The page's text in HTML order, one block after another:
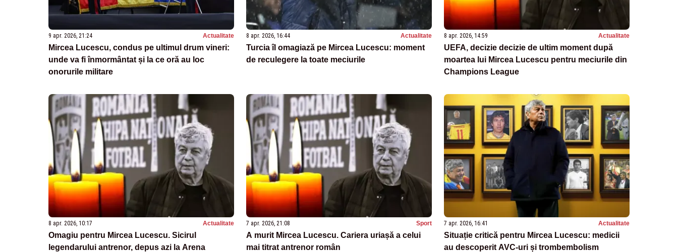
9 apr. 2026, 21:24 Actualitate
Mircea Lucescu, condus pe ultimul drum vineri:
unde va fi înmormântat și la ce oră au loc
onorurile militare
8 apr. 2026, 16:44 Actualitate
Turcia îl omagiază pe Mircea Lucescu: moment
de reculegere la toate meciurile
8 apr. 2026, 14:59 Actualitate
UEFA, decizie decizie de ultim moment după
moartea lui Mircea Lucescu pentru meciurile din
Champions League
8 apr. 2026, 10:17 Actualitate
Omagiu pentru Mircea Lucescu. Sicirul
legendarului antrenor, depus azi la Arena
7 apr. 2026, 21:08 Sport
A murit Mircea Lucescu. Cariera uriașă a celui
mai titrat antrenor român
7 apr. 2026, 16:41 Actualitate
Situație critică pentru Mircea Lucescu: medicii
au descoperit AVC-uri și trombembolism